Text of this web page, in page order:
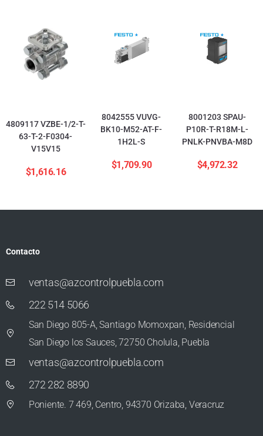
4809117 VZBE-1/2-T-
63-T-2-F0304-
V15V15
$1,616.16
8042555 VUVG-
BK10-M52-AT-F-
1H2L-S
$1,709.90
8001203 SPAU-
P10R-T-R18M-L-
PNLK-PNVBA-M8D
$4,972.32
Contacto
ventas@azcontrolpuebla.com
222 514 5066
San Diego 805-A, Santiago Momoxpan, Residencial
San Diego los Sauces, 72750 Cholula, Puebla
ventas@azcontrolpuebla.com
272 282 8890
Poniente. 7 469, Centro, 94370 Orizaba, Veracruz